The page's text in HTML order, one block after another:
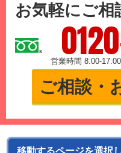
お気軽にご相
営業時間 8:00-
ご相談・